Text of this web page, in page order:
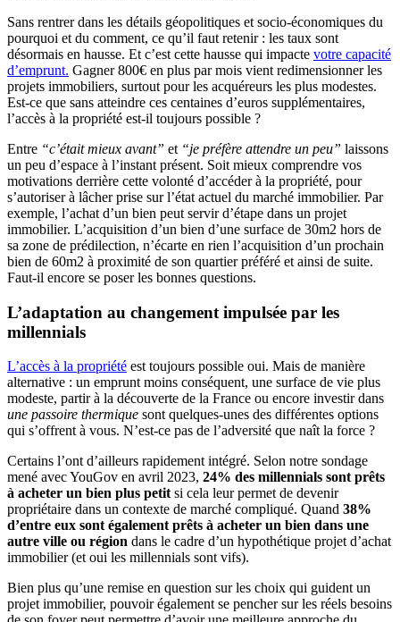
Sans rentrer dans les détails géopolitiques et socio-économiques du
pourquoi et du comment, ce qu’il faut retenir : les taux sont
désormais en hausse. Et c’est cette hausse qui impacte votre capacité
d’emprunt. Gagner 800€ en plus par mois vient redimensionner les
projets immobiliers, surtout pour les acquéreurs les plus modestes.
Est-ce que sans atteindre ces centaines d’euros supplémentaires,
l’accès à la propriété est-il toujours possible ?
Entre “c’était mieux avant” et “je préfère attendre un peu” laissons
un peu d’espace à l’instant présent. Soit mieux comprendre vos
motivations derrière cette volonté d’accéder à la propriété, pour
s’autoriser à lâcher prise sur l’état actuel du marché immobilier. Par
exemple, l’achat d’un bien peut servir d’étape dans un projet
immobilier. L’acquisition d’un bien d’une surface de 30m2 hors de
sa zone de prédilection, n’écarte en rien l’acquisition d’un prochain
bien de 60m2 à proximité de son quartier préféré et ainsi de suite.
Faut-il encore se poser les bonnes questions.
L’adaptation au changement impulsée par les
millennials
L’accès à la propriété est toujours possible oui. Mais de manière
alternative : un emprunt moins conséquent, une surface de vie plus
modeste, partir à la découverte de la France ou encore investir dans
une passoire thermique sont quelques-unes des différentes options
qui s’offrent à vous. N’est-ce pas de l’adversité que naît la force ?
Certains l’ont d’ailleurs rapidement intégré. Selon notre sondage
mené avec YouGov en avril 2023, 24% des millennials sont prêts
à acheter un bien plus petit si cela leur permet de devenir
propriétaire dans un contexte de marché compliqué. Quand 38%
d’entre eux sont également prêts à acheter un bien dans une
autre ville ou région dans le cadre d’un hypothétique projet d’achat
immobilier (et oui les millennials sont vifs).
Bien plus qu’une remise en question sur les choix qui guident un
projet immobilier, pouvoir également se pencher sur les réels besoins